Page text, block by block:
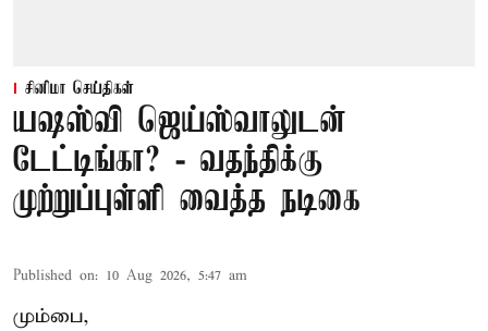
சினிமா செய்திகள்
யஷஸ்வி ஜெய்ஸ்வாலுடன்
டேட்டிங்கா? - வதந்திக்கு
முற்றுப்புள்ளி வைத்த நடிகை
Published on: 10 Aug 2026, 5:47 am
மும்பை,